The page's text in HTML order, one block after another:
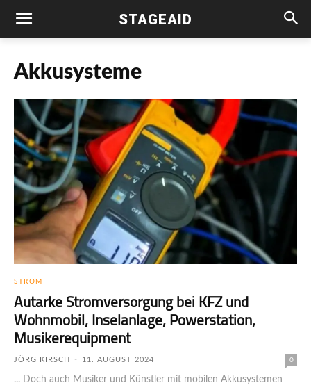
STAGEAID
Akkusysteme
STROM
Autarke Stromversorgung bei KFZ und
Wohnmobil, Inselanlage, Powerstation,
Musikerequipment
JÖRG KIRSCH - 11. AUGUST 2024 0
... Doch auch Musiker und Künstler mit mobilen Akkusystemen